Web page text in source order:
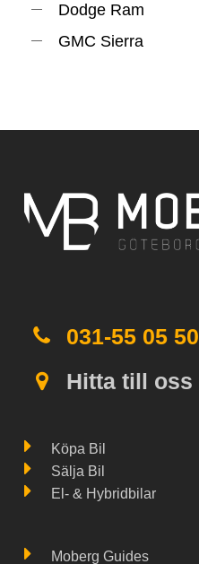
Dodge Ram
GMC Sierra
031-55 05 50
Hitta till oss
Köpa Bil
Sälja Bil
El- & Hybridbilar
Moberg Guides